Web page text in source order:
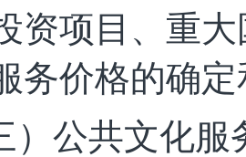
资项目、重
务价格的确
）公共文化